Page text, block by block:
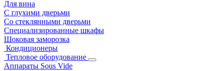
Для вина
С глухими дверьми
Со стеклянными дверьми
Специализированные шкафы
Шоковая заморозка
Кондиционеры
Тепловое оборудование
Аппараты Sous Vide